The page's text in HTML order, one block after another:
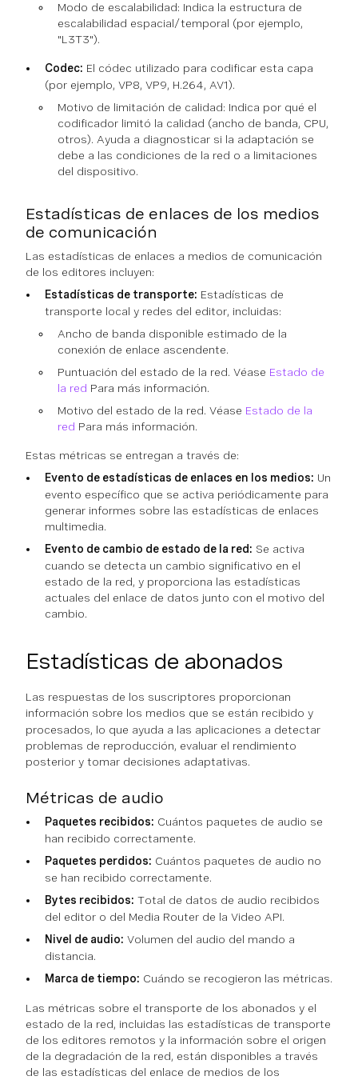
Modo de escalabilidad: Indica la estructura de
escalabilidad espacial/temporal (por ejemplo,
"L3T3").
Codec: El códec utilizado para codificar esta capa
(por ejemplo, VP8, VP9, H.264, AV1).
Motivo de limitación de calidad: Indica por qué el
codificador limitó la calidad (ancho de banda, CPU,
otros). Ayuda a diagnosticar si la adaptación se
debe a las condiciones de la red o a limitaciones
del dispositivo.
Estadísticas de enlaces de los medios
de comunicación
Las estadísticas de enlaces a medios de comunicación
de los editores incluyen:
Estadísticas de transporte: Estadísticas de
transporte local y redes del editor, incluidas:
Ancho de banda disponible estimado de la
conexión de enlace ascendente.
Puntuación del estado de la red. Véase Estado de
la red Para más información.
Motivo del estado de la red. Véase Estado de la
red Para más información.
Estas métricas se entregan a través de:
Evento de estadísticas de enlaces en los medios: Un
evento específico que se activa periódicamente para
generar informes sobre las estadísticas de enlaces
multimedia.
Evento de cambio de estado de la red: Se activa
cuando se detecta un cambio significativo en el
estado de la red, y proporciona las estadísticas
actuales del enlace de datos junto con el motivo del
cambio.
Estadísticas de abonados
Las respuestas de los suscriptores proporcionan
información sobre los medios que se están recibido y
procesados, lo que ayuda a las aplicaciones a detectar
problemas de reproducción, evaluar el rendimiento
posterior y tomar decisiones adaptativas.
Métricas de audio
Paquetes recibidos: Cuántos paquetes de audio se
han recibido correctamente.
Paquetes perdidos: Cuántos paquetes de audio no
se han recibido correctamente.
Bytes recibidos: Total de datos de audio recibidos
del editor o del Media Router de la Video API.
Nivel de audio: Volumen del audio del mando a
distancia.
Marca de tiempo: Cuándo se recogieron las métricas.
Las métricas sobre el transporte de los abonados y el
estado de la red, incluidas las estadísticas de transporte
de los editores remotos y la información sobre el origen
de la degradación de la red, están disponibles a través
de las estadísticas del enlace de medios de los